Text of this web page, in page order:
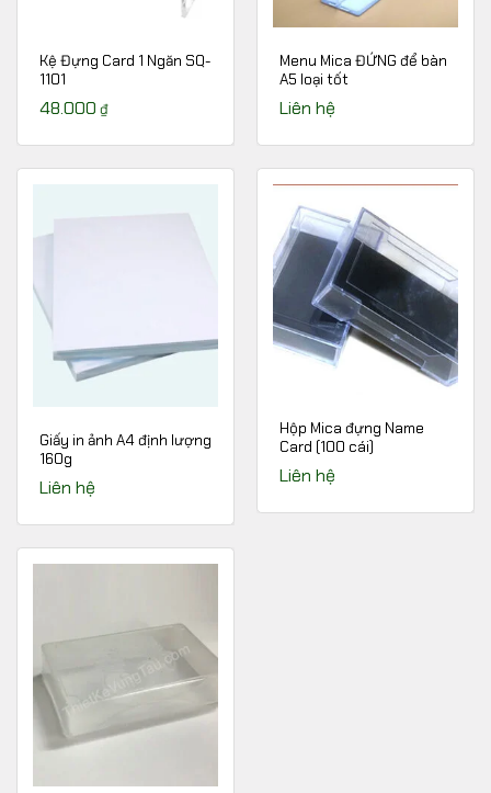
Kệ Đựng Card 1 Ngăn SQ-
1101
48.000 ₫
Menu Mica ĐỨNG để bàn
A5 loại tốt
Liên hệ
Giấy in ảnh A4 định lượng
160g
Liên hệ
Hộp Mica đựng Name
Card (100 cái)
Liên hệ